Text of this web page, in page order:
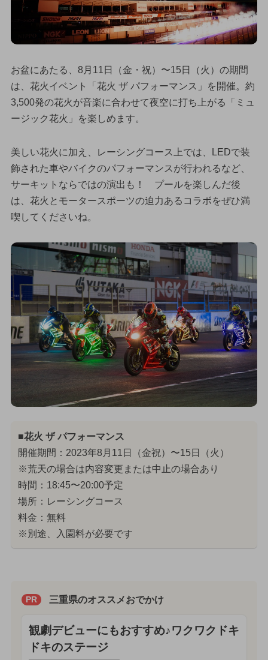
お盆にあたる、8月11日（金・祝）〜15日（火）の期間
は、花火イベント「花火 ザ パフォーマンス」を開催。約
3,500発の花火が音楽に合わせて夜空に打ち上がる「ミュ
ージック花火」を楽しめます。
美しい花火に加え、レーシングコース上では、LEDで装
飾された車やバイクのパフォーマンスが行われるなど、
サーキットならではの演出も！ プールを楽しんだ後
は、花火とモータースポーツの迫力あるコラボをぜひ満
喫してくださいね。
■花火 ザ パフォーマンス
開催期間：2023年8月11日（金祝）〜15日（火）
※荒天の場合は内容変更または中止の場合あり
時間：18:45〜20:00予定
場所：レーシングコース
料金：無料
※別途、入園料が必要です
PR 三重県のオススメおでかけ
観劇デビューにもおすすめ♪ワクワクドキ
ドキのステージ